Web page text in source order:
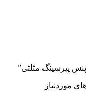
پیرسینگ مثلثی”
موردنیاز